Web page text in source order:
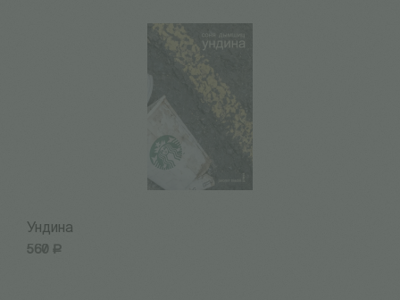
Ундина
560 Р